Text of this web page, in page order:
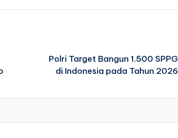
Polri Target Bangun 1.500 SPPG
di Indonesia pada Tahun 2026